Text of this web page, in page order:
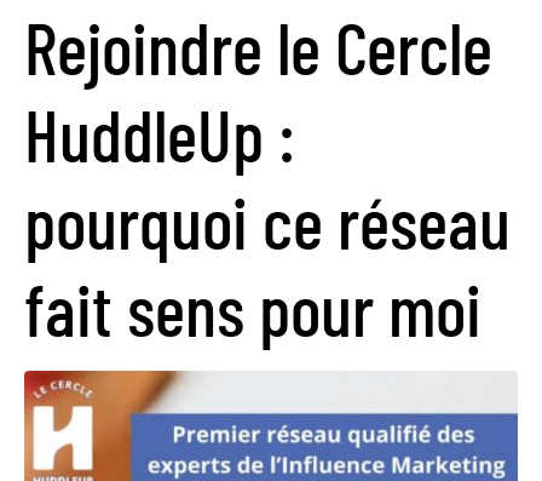
Rejoindre le Cercle
HuddleUp :
pourquoi ce réseau
fait sens pour moi